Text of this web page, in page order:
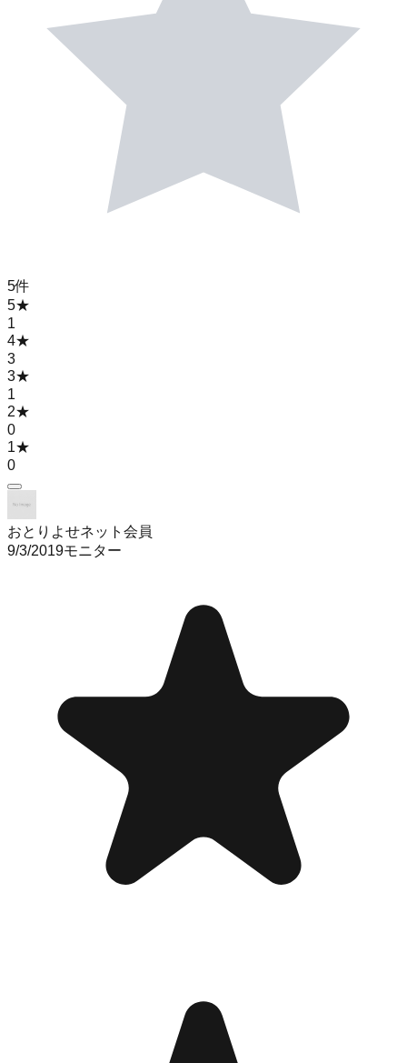
5件
5★
1
4★
3
3★
1
2★
0
1★
0
おとりよせネット会員
9/3/2019モニター